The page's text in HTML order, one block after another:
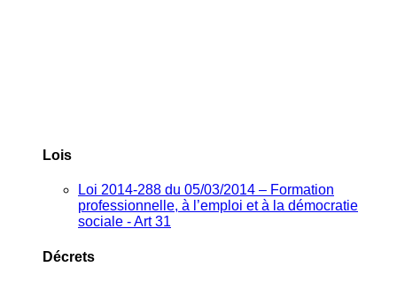
Lois
Loi 2014-288 du 05/03/2014 – Formation
professionnelle, à l’emploi et à la démocratie
sociale - Art 31
Décrets